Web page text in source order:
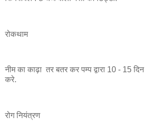
रोकथाम
नीम का काढ़ा तर बतर कर पम्प द्वारा 10 - 15
करे.
रोग नियंत्रण